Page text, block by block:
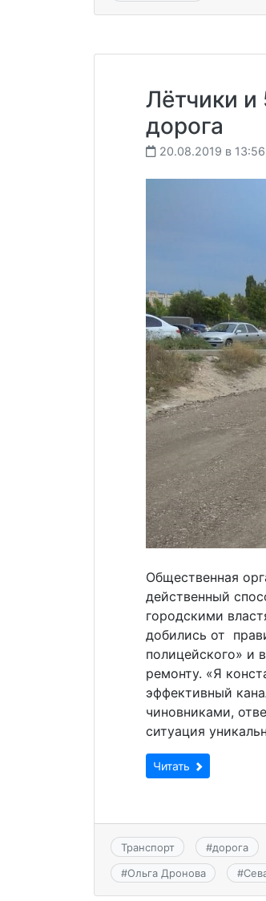
Лётчики и
дорога
20.08.2019 в 13:56
Общественная
действенный
городскими
добились от
полицейского» и
ремонту. «Я
эффективный
чиновниками,
ситуация
Читать
Транспорт #дорога
#Ольга Дронова #